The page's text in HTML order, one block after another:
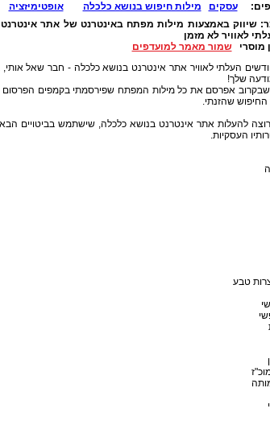
עסקים מילות חיפוש בנושא כלכלה אופטימיזציה
שיווק באמצעות מילות מפתח באינטרנט של אתר
לאוויר לא מזמן
מוסרישמור מאמר למועדפים
העלתי לאוויר אתר אינטרנט בנושא כלכלה - חבר שאל אותי,
שלך!
שבקרוב אפרסם את כל מילות המפתח שפירסמתי בקמפים הפרסום
שהזנתי.
להעלות אתר אינטרנט בנושא כלכלה, שישתמש בביטויים
העסקיות.
טבע